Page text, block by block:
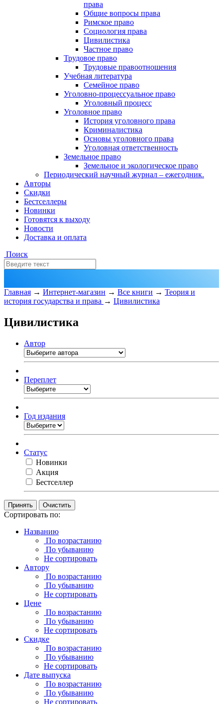
права
Общие вопросы права
Римское право
Социология права
Цивилистика
Частное право
Трудовое право
Трудовые правоотношения
Учебная литература
Семейное право
Уголовно-процессуальное право
Уголовный процесс
Уголовное право
История уголовного права
Криминалистика
Основы уголовного права
Уголовная ответственность
Земельное право
Земельное и экологическое право
Периодический научный журнал – ежегодник.
Авторы
Скидки
Бестселлеры
Новинки
Готовятся к выходу
Новости
Доставка и оплата
Поиск
Главная → Интернет-магазин → Все книги → Теория и
история государства и права → Цивилистика
Цивилистика
Автор
Переплет
Год издания
Статус
Новинки
Акция
Бестселлер
Очистить
Сортировать по:
Названию
По возрастанию
По убыванию
Не сортировать
Автору
По возрастанию
По убыванию
Не сортировать
Цене
По возрастанию
По убыванию
Не сортировать
Скидке
По возрастанию
По убыванию
Не сортировать
Дате выпуска
По возрастанию
По убыванию
Не сортировать